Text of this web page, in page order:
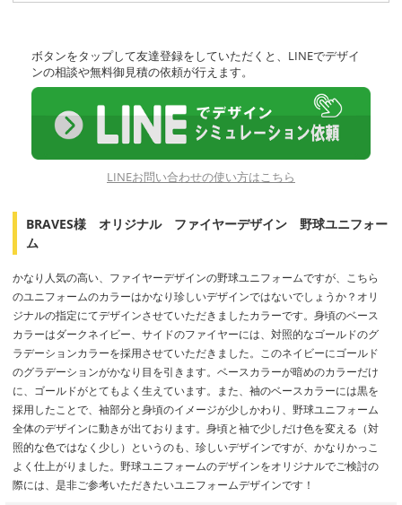
ボタンをタップして友達登録をしていただくと、LINEでデザイ
ンの相談や無料御見積の依頼が行えます。
LINEお問い合わせの使い方はこちら
BRAVES様 オリジナル ファイヤーデザイン 野球ユニフォー
ム
かなり人気の高い、ファイヤーデザインの野球ユニフォームですが、こちら
のユニフォームのカラーはかなり珍しいデザインではないでしょうか？オリ
ジナルの指定にてデザインさせていただきましたカラーです。身頃のベース
カラーはダークネイビー、サイドのファイヤーには、対照的なゴールドのグ
ラデーションカラーを採用させていただきました。このネイビーにゴールド
のグラデーションがかなり目を引きます。ベースカラーが暗めのカラーだけ
に、ゴールドがとてもよく生えています。また、袖のベースカラーには黒を
採用したことで、袖部分と身頃のイメージが少しかわり、野球ユニフォーム
全体のデザインに動きが出ております。身頃と袖で少しだけ色を変える（対
照的な色ではなく少し）というのも、珍しいデザインですが、かなりかっこ
よく仕上がりました。野球ユニフォームのデザインをオリジナルでご検討の
際には、是非ご参考いただきたいユニフォームデザインです！